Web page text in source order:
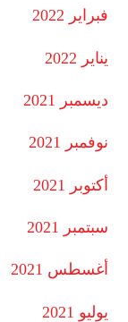
فبراير 2022
يناير 2022
ديسمبر 2021
نوفمبر 2021
أكتوبر 2021
سبتمبر 2021
أغسطس 2021
يوليو 2021